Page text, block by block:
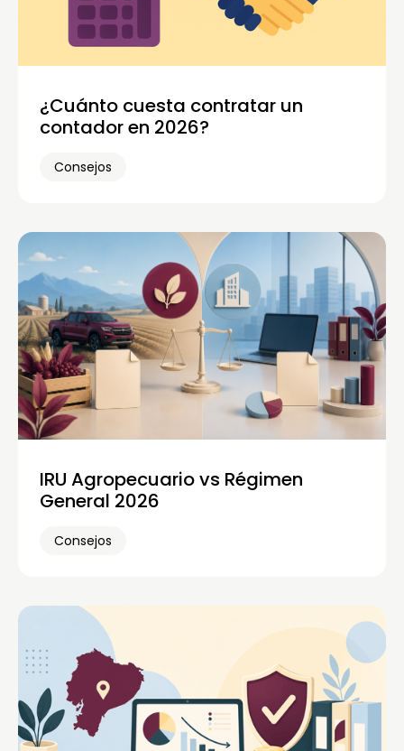
¿Cuánto cuesta contratar un
contador en 2026?
Consejos
IRU Agropecuario vs Régimen
General 2026
Consejos